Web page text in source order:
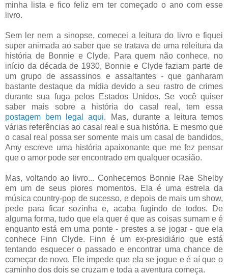
minha lista e fico feliz em ter começado o ano com esse
livro.
Sem ler nem a sinopse, comecei a leitura do livro e fiquei
super animada ao saber que se tratava de uma releitura da
história de Bonnie e Clyde. Para quem não conhece, no
início da década de 1930, Bonnie e Clyde faziam parte de
um grupo de assassinos e assaltantes - que ganharam
bastante destaque da mídia devido a seu rastro de crimes
durante sua fuga pelos Estados Unidos. Se você quiser
saber mais sobre a história do casal real, tem essa
postagem bem legal aqui. Mas, durante a leitura temos
várias referências ao casal real e sua história. E mesmo que
o casal real possa ser somente mais um casal de bandidos,
Amy escreve uma história apaixonante que me fez pensar
que o amor pode ser encontrado em qualquer ocasião.
Mas, voltando ao livro... Conhecemos Bonnie Rae Shelby
em um de seus piores momentos. Ela é uma estrela da
música country-pop de sucesso, e depois de mais um show,
pede para ficar sozinha e, acaba fugindo de todos. De
alguma forma, tudo que ela quer é que as coisas sumam e é
enquanto está em uma ponte - prestes a se jogar - que ela
conhece Finn Clyde. Finn é um ex-presidiário que está
tentando esquecer o passado e encontrar uma chance de
começar de novo. Ele impede que ela se jogue e é aí que o
caminho dos dois se cruzam e toda a aventura começa.